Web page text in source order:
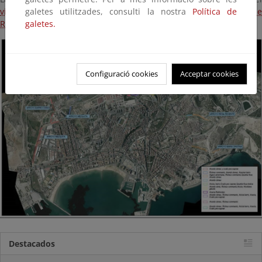
visor de actuaciones de la Estrategia Nacional de Restauración de
Ríos (ENRR).
Destacados
galetes utilitzades, consulti la nostra Política de
galetes.
Configuració cookies Acceptar cookies